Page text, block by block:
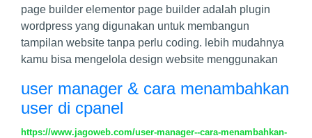
page builder elementor page builder adalah plugin
wordpress yang digunakan untuk membangun
tampilan website tanpa perlu coding. lebih mudahnya
kamu bisa mengelola design website menggunakan
user manager & cara menambahkan
user di cpanel
https://www.jagoweb.com/user-manager--cara-menambahkan-